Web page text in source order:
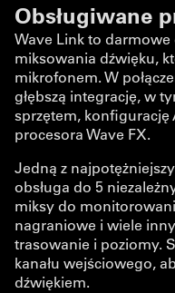
Obsługiwane
Wave Link to
miksowania dźwięku,
mikrofonem. W
głębszą integrację, w
sprzętem,
procesora Wave FX.
Jedną z
obsługa do 5
miksy do
nagraniowe i wiele
trasowanie i poziomy.
kanału wejściowego,
dźwiękiem.